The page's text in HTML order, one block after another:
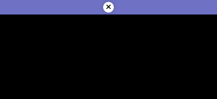
ke
×